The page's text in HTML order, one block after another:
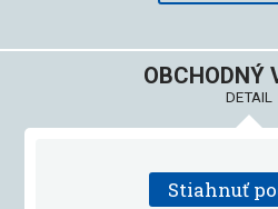
OBCHODNÝ
DETAIL
Stiahnuť